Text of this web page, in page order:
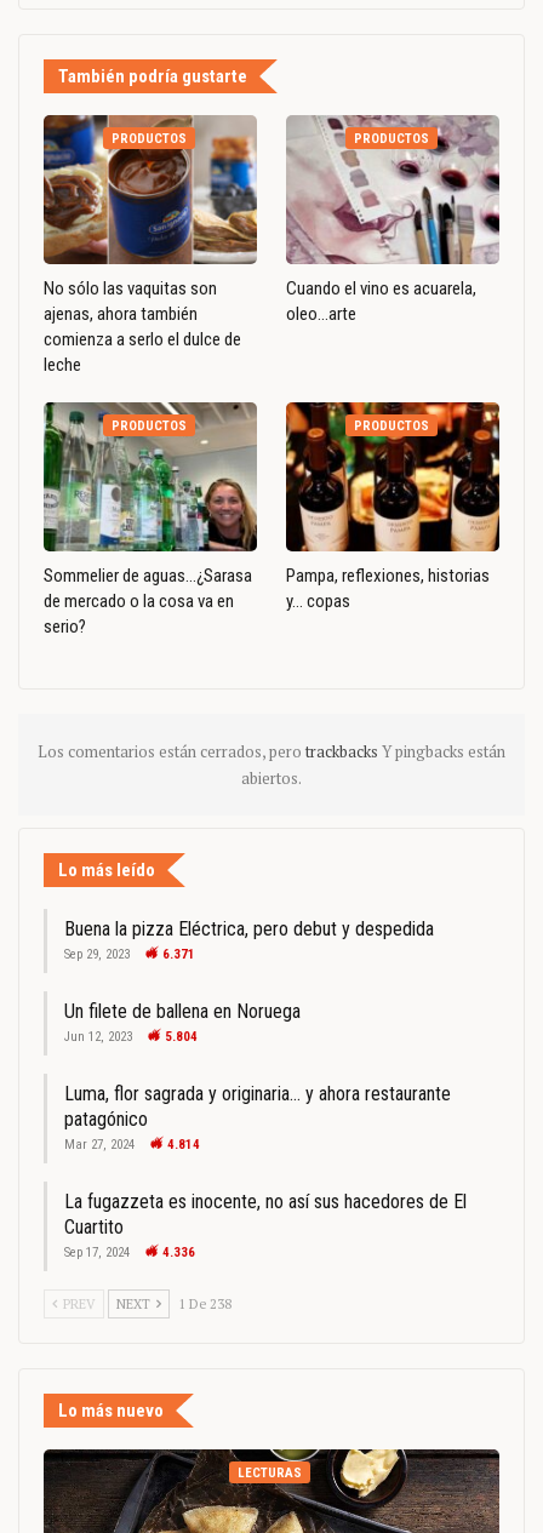
También podría gustarte
PRODUCTOS
No sólo las vaquitas son
ajenas, ahora también
comienza a serlo el dulce de
leche
PRODUCTOS
Cuando el vino es acuarela,
oleo…arte
PRODUCTOS
Sommelier de aguas…¿Sarasa
de mercado o la cosa va en
serio?
PRODUCTOS
Pampa, reflexiones, historias
y… copas
Los comentarios están cerrados, pero trackbacks Y pingbacks están
abiertos.
Lo más leído
Buena la pizza Eléctrica, pero debut y despedida
Sep 29, 2023 6.371
Un filete de ballena en Noruega
Jun 12, 2023 5.804
Luma, flor sagrada y originaria… y ahora restaurante
patagónico
Mar 27, 2024 4.814
La fugazzeta es inocente, no así sus hacedores de El
Cuartito
Sep 17, 2024 4.336
PREV NEXT 1 De 238
Lo más nuevo
LECTURAS